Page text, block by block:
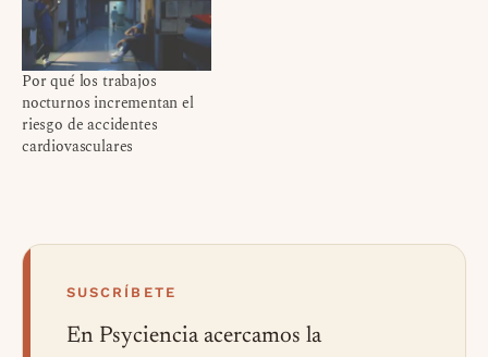
Por qué los trabajos
nocturnos incrementan el
riesgo de accidentes
cardiovasculares
SUSCRÍBETE
En Psyciencia acercamos la